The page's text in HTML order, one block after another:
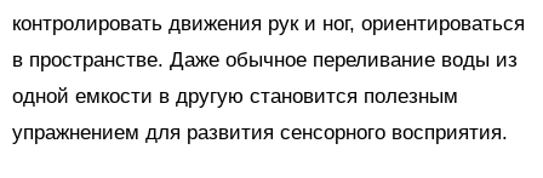
контролировать движения рук и ног, ориентироваться
в пространстве. Даже обычное переливание воды из
одной емкости в другую становится полезным
упражнением для развития сенсорного восприятия.